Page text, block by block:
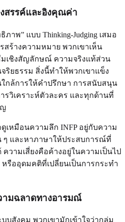
สรรค์และอิงคุณค่า
าพ” แบบ Thinking-Judging เสมอ
สร้างความหมาย พวกเขาเห็น
เชิงสัญลักษณ์ ความจริงแท้ส่วน
ริยธรรม สิ่งนี้ทำให้พวกเขาแข็ง
ใกล้การให้คำปรึกษา การสนับสนุน
รวิเคราะห์ตัวละคร และทุกด้านที่
เหมือนความลึก INFP อยู่กับความ
และหาภาษาให้ประสบการณ์ที่
ความเสี่ยงคือค้างอยู่ในความเป็นไป
รืออุดมคติที่เปลี่ยนเป็นการกระทำ
ามฉลาดทางอารมณ์
บสังคม พวกเขามักเข้าใจว่ากลุ่ม